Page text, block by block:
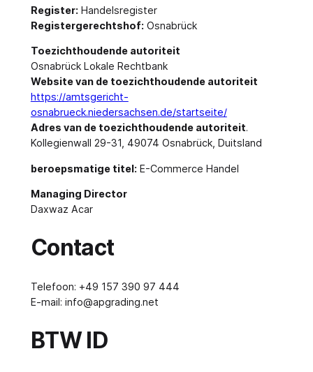
Register: Handelsregister
Registergerechtshof: Osnabrück
Toezichthoudende autoriteit
Osnabrück Lokale Rechtbank
Website van de toezichthoudende autoriteit
https://amtsgericht-
osnabrueck.niedersachsen.de/startseite/
Adres van de toezichthoudende autoriteit.
Kollegienwall 29-31, 49074 Osnabrück, Duitsland
beroepsmatige titel: E-Commerce Handel
Managing Director
Daxwaz Acar
Contact
Telefoon: +49 157 390 97 444
E-mail: info@apgrading.net
BTW ID